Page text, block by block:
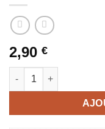
2,90 €
quantité de Chips